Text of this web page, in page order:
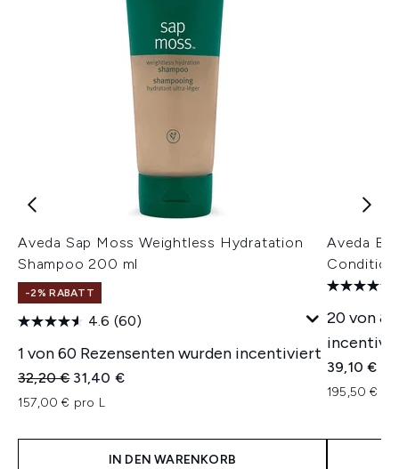
Aveda Sap Moss Weightless Hydratation
Shampoo 200 ml
-2% RABATT
4.6 (60)
1 von 60 Rezensenten wurden incentiviert
Unverbindliche Preisempfehlung:
32,20 € Aktueller Preis:
31,40 €
157,00 € pro L
IN DEN WARENKORB
Aveda
20 von
39,10 €
195,50 €